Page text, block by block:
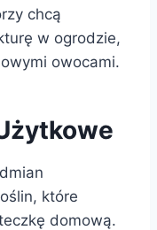
chcą
w ogrodzie,
owocami.
które
domową.